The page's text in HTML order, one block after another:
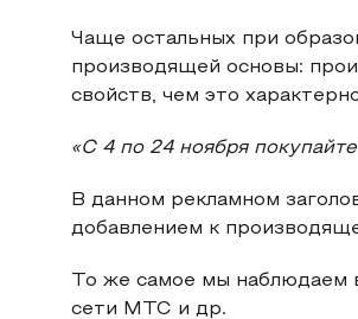
Чаще остальных при
производящей основы:
свойств, чем это
«С 4 по 24 ноября
В данном рекламном
добавлением к
То же самое мы наблюдаем
сети МТС и др.